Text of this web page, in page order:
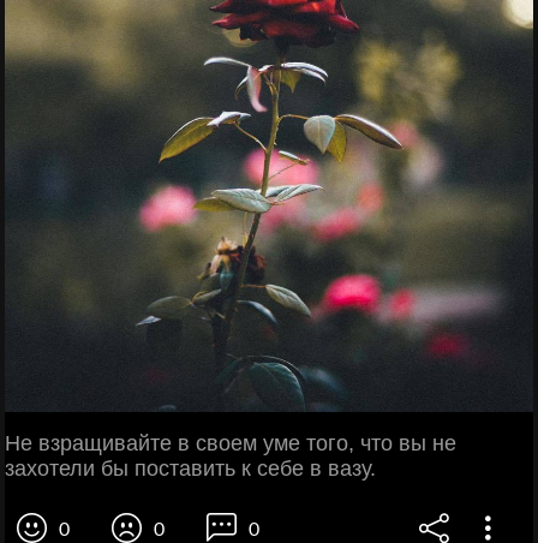
Не взращивайте в своем уме того, что вы не
захотели бы поставить к себе в вазу.
0 0 0